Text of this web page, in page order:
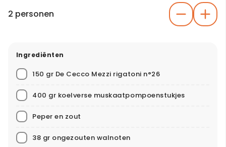
2 personen
Ingrediënten
150 gr De Cecco Mezzi rigatoni n°26
400 gr koelverse muskaatpompoenstukjes
Peper en zout
38 gr ongezouten walnoten